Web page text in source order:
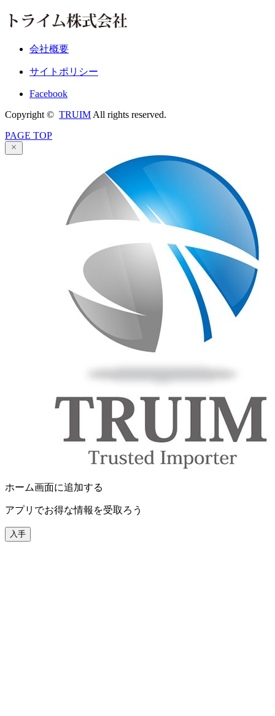
会社概要
サイトポリシー
Facebook
Copyright © TRUIM All rights reserved.
PAGE TOP
ホーム画面に追加する
アプリでお得な情報を受取ろう
入手